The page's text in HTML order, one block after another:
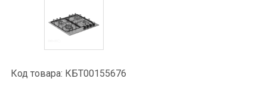
Код товара: КБТ00155676